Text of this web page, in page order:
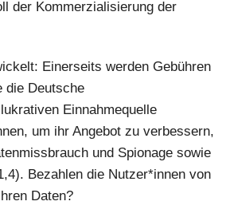
der Kommerzialisierung der
Einerseits werden Gebühren
die Deutsche
Einnahmequelle
um ihr Angebot zu verbessern,
und Spionage sowie
Bezahlen die Nutzer*innen von
Daten?